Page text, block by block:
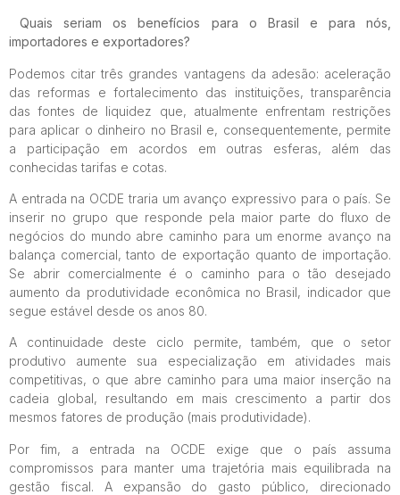
Quais seriam os benefícios para o Brasil e para nós,
importadores e exportadores?
Podemos citar três grandes vantagens da adesão: aceleração
das reformas e fortalecimento das instituições, transparência
das fontes de liquidez que, atualmente enfrentam restrições
para aplicar o dinheiro no Brasil e, consequentemente, permite
a participação em acordos em outras esferas, além das
conhecidas tarifas e cotas.
A entrada na OCDE traria um avanço expressivo para o país. Se
inserir no grupo que responde pela maior parte do fluxo de
negócios do mundo abre caminho para um enorme avanço na
balança comercial, tanto de exportação quanto de importação.
Se abrir comercialmente é o caminho para o tão desejado
aumento da produtividade econômica no Brasil, indicador que
segue estável desde os anos 80.
A continuidade deste ciclo permite, também, que o setor
produtivo aumente sua especialização em atividades mais
competitivas, o que abre caminho para uma maior inserção na
cadeia global, resultando em mais crescimento a partir dos
mesmos fatores de produção (mais produtividade).
Por fim, a entrada na OCDE exige que o país assuma
compromissos para manter uma trajetória mais equilibrada na
gestão fiscal. A expansão do gasto público, direcionado